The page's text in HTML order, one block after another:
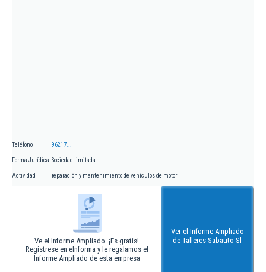
Teléfono 96217...
Forma Jurídica Sociedad limitada
Actividad reparación y mantenimiento de vehículos de motor
Ve el Informe Ampliado. ¡Es gratis!
Regístrese en eInforma y le regalamos el
Informe Ampliado de esta empresa
Ver el Informe Ampliado
de Talleres Sabauto Sl